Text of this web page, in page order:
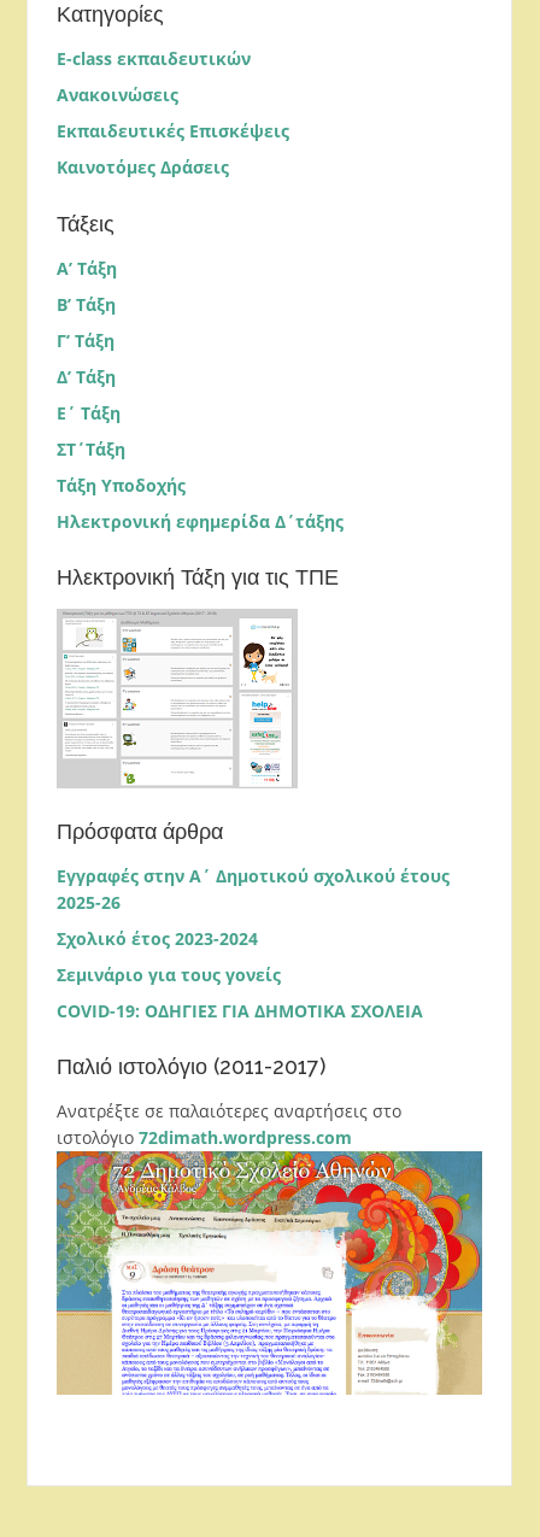
Κατηγορίες
E-class εκπαιδευτικών
Ανακοινώσεις
Εκπαιδευτικές Επισκέψεις
Καινοτόμες Δράσεις
Τάξεις
Α’ Τάξη
Β’ Τάξη
Γ’ Τάξη
Δ’ Τάξη
Ε΄ Τάξη
ΣΤ΄Τάξη
Τάξη Υποδοχής
Ηλεκτρονική εφημερίδα Δ΄τάξης
Ηλεκτρονική Τάξη για τις ΤΠΕ
Πρόσφατα άρθρα
Εγγραφές στην Α΄ Δημοτικού σχολικού έτους
2025-26
Σχολικό έτος 2023-2024
Σεμινάριο για τους γονείς
COVID-19: ΟΔΗΓΙΕΣ ΓΙΑ ΔΗΜΟΤΙΚΑ ΣΧΟΛΕΙΑ
Παλιό ιστολόγιο (2011-2017)
Ανατρέξτε σε παλαιότερες αναρτήσεις στο
ιστολόγιο 72dimath.wordpress.com